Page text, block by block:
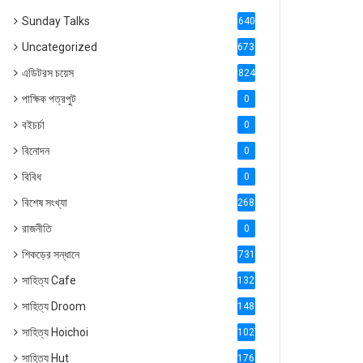
Sunday Talks 640
Uncategorized 6738
এডিটরস চয়েস 824
পাক্ষিক পত্রপুট 0
বইচর্চা 0
বিনোদন 0
বিবিধ 0
বিশেষ সংখ্যা 2686
রাজনীতি 0
শিকড়ের সন্ধানে 731
সাহিত্য Cafe 1321
সাহিত্য Droom 1488
সাহিত্য Hoichoi 1027
সাহিত্য Hut 1769